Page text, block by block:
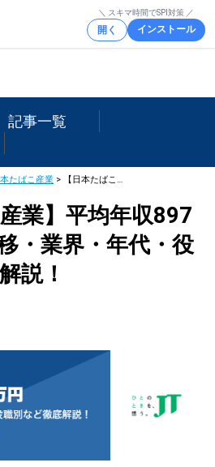
＼ スキマ時間でSPI対策 ／
開く インストール
記事一覧
たばこ産業> 【日本たばこ産業】平均年収897万円｜年収推移・業界・年代・役職別など徹底解説！
業】平均年収897
・業界・年代・役
説！